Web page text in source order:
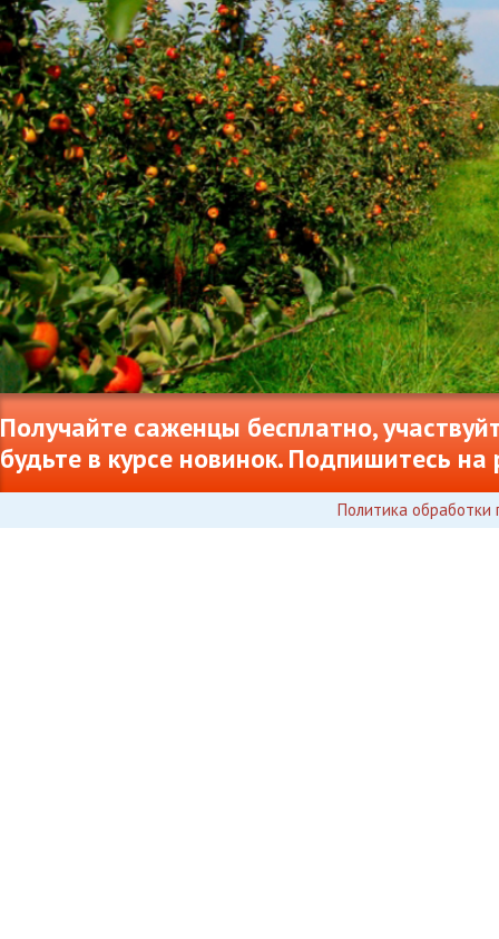
Получайте саженцы бесплатно,
будьте в курсе новинок. Подпишитесь на
Политика